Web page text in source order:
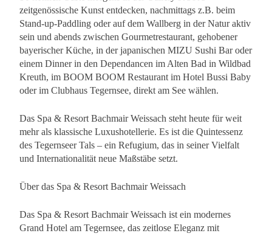
zeitgenössische Kunst entdecken, nachmittags z.B. beim
Stand-up-Paddling oder auf dem Wallberg in der Natur aktiv
sein und abends zwischen Gourmetrestaurant, gehobener
bayerischer Küche, in der japanischen MIZU Sushi Bar oder
einem Dinner in den Dependancen im Alten Bad in Wildbad
Kreuth, im BOOM BOOM Restaurant im Hotel Bussi Baby
oder im Clubhaus Tegernsee, direkt am See wählen.
Das Spa & Resort Bachmair Weissach steht heute für weit
mehr als klassische Luxushotellerie. Es ist die Quintessenz
des Tegernseer Tals – ein Refugium, das in seiner Vielfalt
und Internationalität neue Maßstäbe setzt.
Über das Spa & Resort Bachmair Weissach
Das Spa & Resort Bachmair Weissach ist ein modernes
Grand Hotel am Tegernsee, das zeitlose Eleganz mit